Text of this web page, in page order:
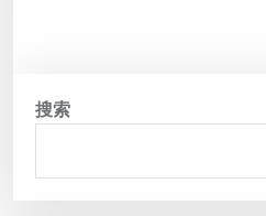
搜索